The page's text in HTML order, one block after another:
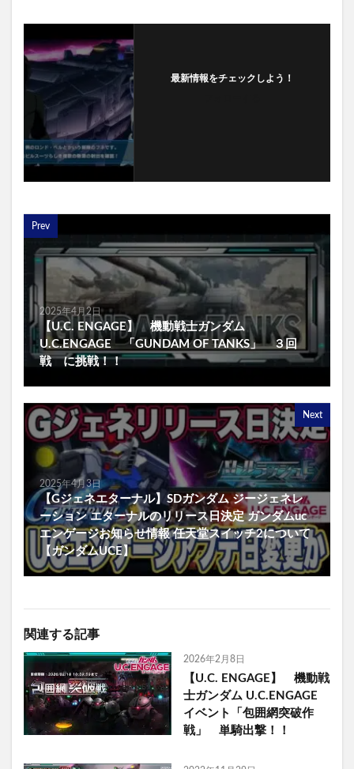
最新情報をチェックしよう！
Prev
2025年4月2日
【U.C. ENGAGE】 機動戦士ガンダム
U.C.ENGAGE 「GUNDAM OF TANKS」 ３回
戦 に挑戦！！
Next
2025年4月3日
【Gジェネエターナル】SDガンダム ジージェネレ
ーション エターナルのリリース日決定 ガンダムuc
エンゲージお知らせ情報 任天堂スイッチ2について
【ガンダムUCE】
関連する記事
2026年2月8日
【U.C. ENGAGE】 機動戦
士ガンダム U.C.ENGAGE
イベント「包囲網突破作
戦」 単騎出撃！！